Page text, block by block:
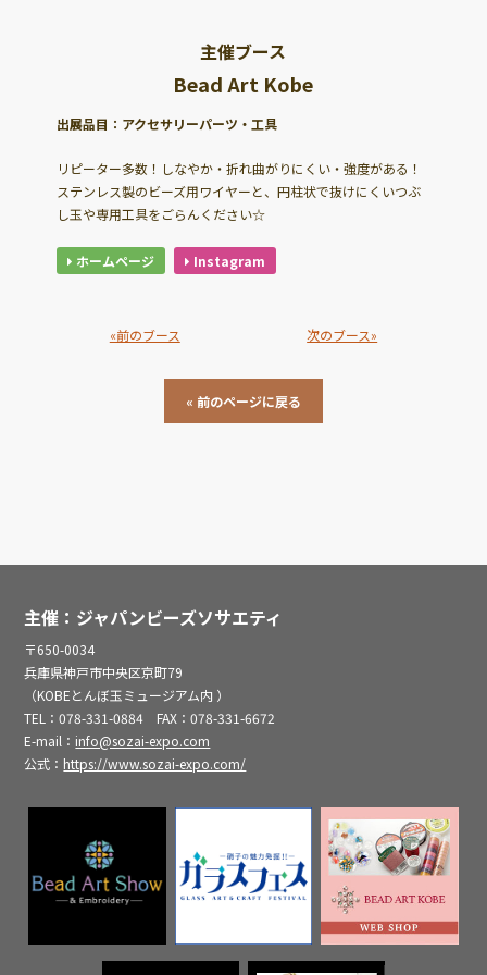
主催ブース
Bead Art Kobe
出展品目：アクセサリーパーツ・工具
リピーター多数！しなやか・折れ曲がりにくい・強度がある！
ステンレス製のビーズ用ワイヤーと、円柱状で抜けにくいつぶ
し玉や専用工具をごらんください☆
ホームページ Instagram
«前のブース 次のブース»
« 前のページに戻る
主催：ジャパンビーズソサエティ
〒650-0034
兵庫県神戸市中央区京町79
（KOBEとんぼ玉ミュージアム内 ）
TEL：078-331-0884 FAX：078-331-6672
E-mail： info@sozai-expo.com
公式： https://www.sozai-expo.com/